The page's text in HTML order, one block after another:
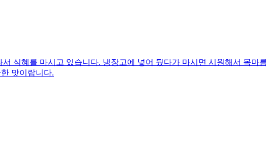
식혜를 마시고 있습니다. 냉장고에 넣어 뒀다가 마시면 시원해서 목
맛이랍니다.